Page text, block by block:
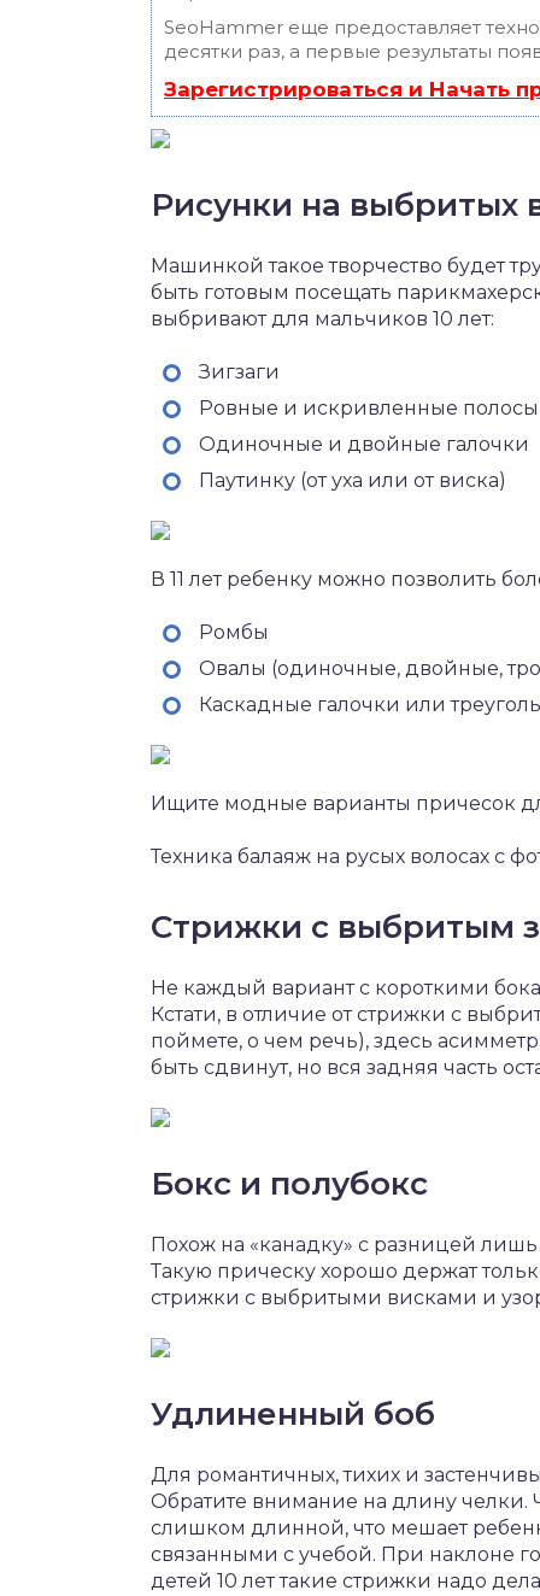
SeoHammer еще предоставляет
десятки раз, а первые результаты
Зарегистрироваться и Начать
Рисунки на выбритых
Машинкой такое творчество будет
быть готовым посещать
выбривают для мальчиков 10 лет:
Зигзаги
Ровные и искривленные полосы
Одиночные и двойные галочки
Паутинку (от уха или от виска)
В 11 лет ребенку можно позволить
Ромбы
Овалы (одиночные, двойные,
Каскадные галочки или
Ищите модные варианты причесок
Техника балаяж на русых волосах с
Стрижки с выбритым
Не каждый вариант с короткими
Кстати, в отличие от стрижки с
поймете, о чем речь), здесь
быть сдвинут, но вся задняя часть
Бокс и полубокс
Похож на «канадку» с разницей
Такую прическу хорошо держат
стрижки с выбритыми висками и
Удлиненный боб
Для романтичных, тихих и
Обратите внимание на длину челки.
слишком длинной, что мешает
связанными с учебой. При наклоне
детей 10 лет такие стрижки надо